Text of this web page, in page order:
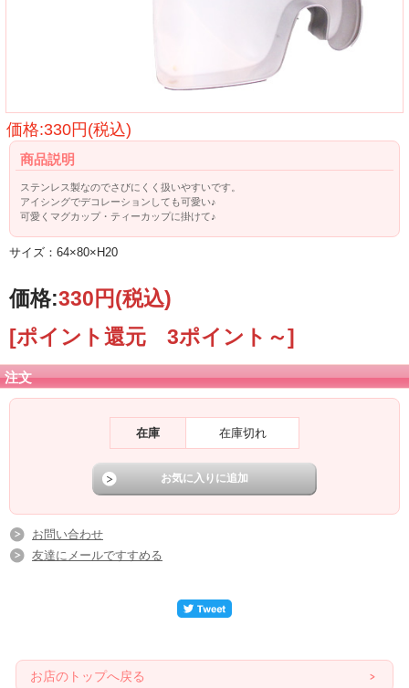
価格:330円(税込)
商品説明
ステンレス製なのでさびにくく扱いやすいです。
アイシングでデコレーションしても可愛い♪
可愛くマグカップ・ティーカップに掛けて♪
サイズ：64×80×H20
価格:330円(税込)
[ポイント還元 3ポイント～]
注文
在庫 在庫切れ
お問い合わせ
友達にメールですすめる
お店のトップへ戻る